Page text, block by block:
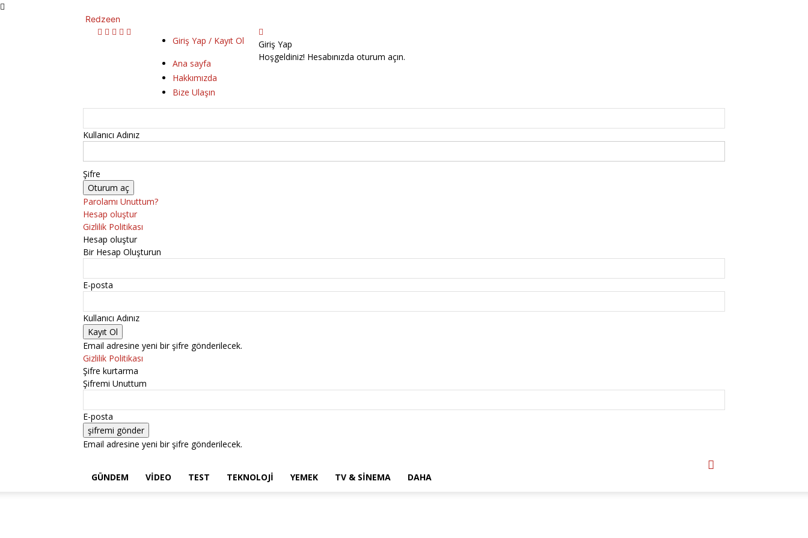
Redzeen
Giriş Yap / Kayıt Ol
Ana sayfa
Hakkımızda
Bize Ulaşın
Giriş Yap
Hoşgeldiniz! Hesabınızda oturum açın.
Kullanıcı Adınız
Şifre
Parolamı Unuttum?
Hesap oluştur
Gizlilik Politikası
Hesap oluştur
Bir Hesap Oluşturun
E-posta
Kullanıcı Adınız
Email adresine yeni bir şifre gönderilecek.
Gizlilik Politikası
Şifre kurtarma
Şifremi Unuttum
E-posta
Email adresine yeni bir şifre gönderilecek.
GÜNDEM VIDEO TEST TEKNOLOJI YEMEK TV & SINEMA DAHA